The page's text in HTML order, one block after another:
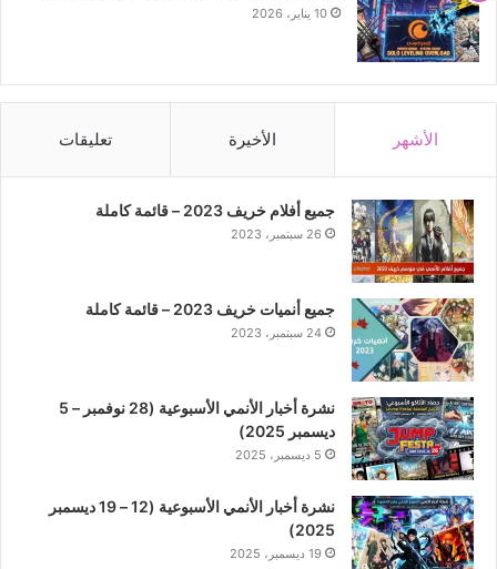
10 يناير، 2026
الأشهر الأخيرة تعليقات
جميع أفلام خريف 2023 – قائمة كاملة
26 سبتمبر، 2023
جميع أنميات خريف 2023 – قائمة كاملة
24 سبتمبر، 2023
نشرة أخبار الأنمي الأسبوعية (28 نوفمبر – 5
ديسمبر 2025)
5 ديسمبر، 2025
نشرة أخبار الأنمي الأسبوعية (12 – 19 ديسمبر
2025)
19 ديسمبر، 2025